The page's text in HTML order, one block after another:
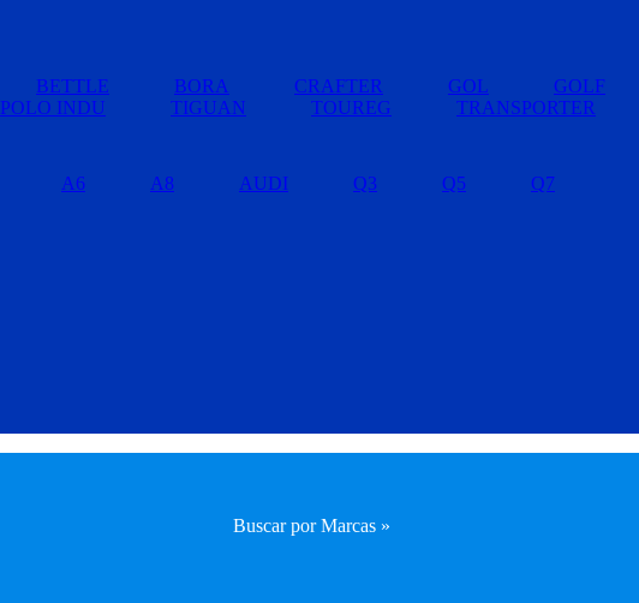
BETTLE BORA CRAFTER GOL GOLF
POLO INDU TIGUAN TOUREG TRANSPORTER
A6 A8 AUDI Q3 Q5 Q7
Buscar por Marcas »